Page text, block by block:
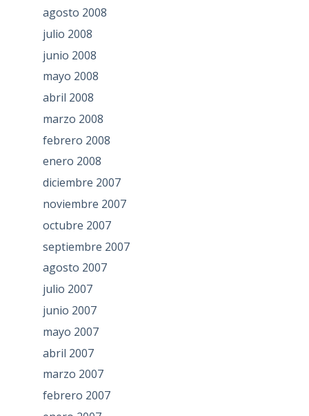
agosto 2008
julio 2008
junio 2008
mayo 2008
abril 2008
marzo 2008
febrero 2008
enero 2008
diciembre 2007
noviembre 2007
octubre 2007
septiembre 2007
agosto 2007
julio 2007
junio 2007
mayo 2007
abril 2007
marzo 2007
febrero 2007